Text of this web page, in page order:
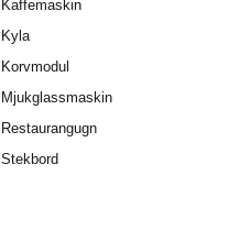
Kaffemaskin
Kyla
Korvmodul
Mjukglassmaskin
Restaurangugn
Stekbord